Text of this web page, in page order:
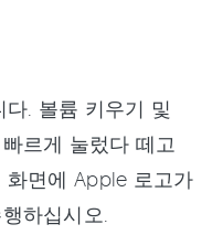
. 볼륨 키우기 및
르게 눌렀다 떼고
화면에 Apple 로고가
하십시오.